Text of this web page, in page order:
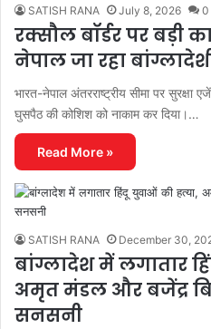
SATISH RANA July 8, 2026 0
रक्सौल बॉर्डर पर बड़ी
नेपाल जा रहा
भारत-नेपाल अंतरराष्ट्रीय सीमा पर सुरक्षा
घुसपैठ की कोशिश को नाकाम कर दिया।…
Read More »
SATISH RANA December 30,
बांग्लादेश में लगातार
अमृत मंडल और बजेंद्र
सनसनी